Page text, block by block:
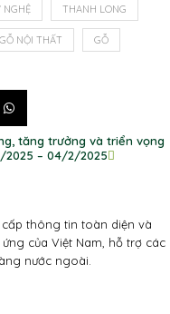
NGHỆ THANH LONG
GỖ NỘI THẤT GỖ
tăng trưởng và triển vọng
2025 – 04/2/2025
thông tin toàn diện và
của Việt Nam, hỗ trợ các
nước ngoài.